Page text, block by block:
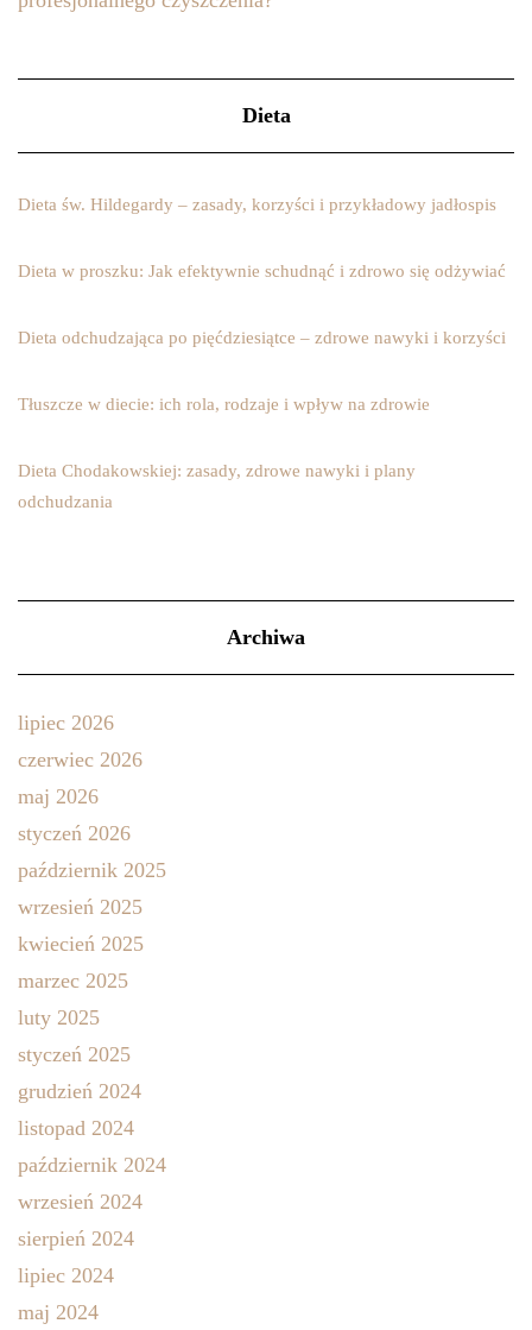
Dieta
Dieta św. Hildegardy – zasady, korzyści i przykładowy jadłospis
Dieta w proszku: Jak efektywnie schudnąć i zdrowo się odżywiać
Dieta odchudzająca po pięćdziesiątce – zdrowe nawyki i korzyści
Tłuszcze w diecie: ich rola, rodzaje i wpływ na zdrowie
Dieta Chodakowskiej: zasady, zdrowe nawyki i plany
odchudzania
Archiwa
lipiec 2026
czerwiec 2026
maj 2026
styczeń 2026
październik 2025
wrzesień 2025
kwiecień 2025
marzec 2025
luty 2025
styczeń 2025
grudzień 2024
listopad 2024
październik 2024
wrzesień 2024
sierpień 2024
lipiec 2024
maj 2024